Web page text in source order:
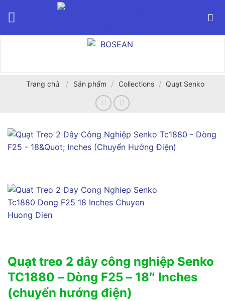
Trang chủ / Sản phẩm / Collections / Quạt Senko
Quạt treo 2 dây công nghiệp Senko
TC1880 – Dòng F25 – 18″ Inches
(chuyển hướng điện)